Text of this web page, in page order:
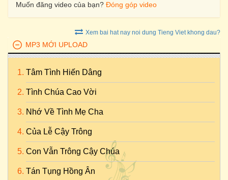
Muốn đăng video của bạn? Đóng góp video
Xem bai hat nay noi dung Tieng Viet khong dau?
MP3 MỚI UPLOAD
Tâm Tình Hiến Dâng
Tình Chúa Cao Vời
Nhớ Về Tình Mẹ Cha
Của Lễ Cậy Trông
Con Vẫn Trông Cậy Chúa
Tán Tụng Hồng Ân